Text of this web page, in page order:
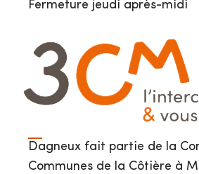
Fermeture jeudi après-midi
Dagneux fait partie de la
Communes de la Côtière à